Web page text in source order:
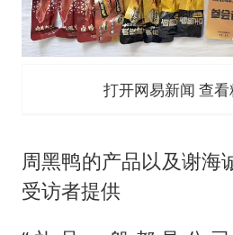
打开网易新闻 查
周黑鸭的产品以及谢海
受访者提供